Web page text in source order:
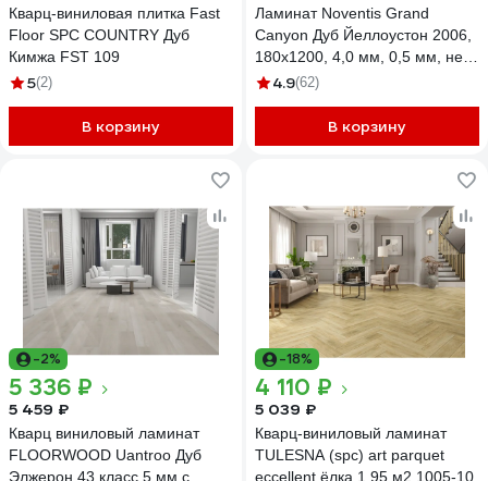
Кварц-виниловая плитка Fast
Floor SPC COUNTRY Дуб
Кимжа FST 109
5(2)
В корзину
Ламинат Noventis Grand
Сanyon Дуб Йеллоустон 2006,
180x1200, 4,0 мм, 0,5 мм, не в
регистр, 2,16 м, 10 шт.
4.9(62)
В корзину
-2%
5 336 ₽
5 459 ₽
Кварц виниловый ламинат
FLOORWOOD Uantroo Дуб
Элжерон 43 класс 5 мм с
-18%
4 110 ₽
5 039 ₽
Кварц-виниловый ламинат
TULESNA (spc) art parquet
eccellent ёлка 1,95 м2 1005-10